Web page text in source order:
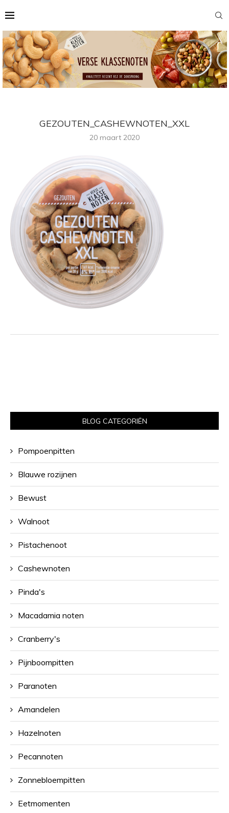
GEZOUTEN_CASHEWNOTEN_XXL
20 maart 2020
BLOG CATEGORIËN
Pompoenpitten
Blauwe rozijnen
Bewust
Walnoot
Pistachenoot
Cashewnoten
Pinda's
Macadamia noten
Cranberry's
Pijnboompitten
Paranoten
Amandelen
Hazelnoten
Pecannoten
Zonnebloempitten
Eetmomenten